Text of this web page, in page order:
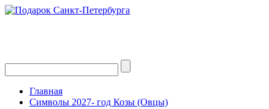
Главная
Символы 2027- год Козы (Овцы)